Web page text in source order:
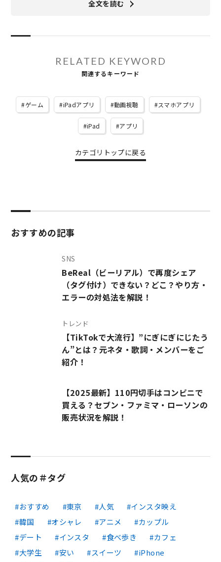
全文を読む
RELATED KEYWORD
関連するキーワード
ゲーム iPadアプリ 動画視聴 スマホアプリ
iPad アプリ
カテゴリトップに戻る
おすすめの記事
SNS
BeReal（ビーリアル）で再度シェア
（タグ付け）できない？どこ？やり方・
エラーの対処法を解説！
トレンド
【TikTokで大流行】”にぎにぎにじたう
ん”とは？元ネタ・歌詞・メンバーをご
紹介！
【2025最新】110円切手はコンビニで
買える？セブン・ファミマ・ローソンの
販売状況を解説！
人気の＃タグ
おすすめ 東京 人気
インスタ映え
韓国
オシャレ アニメ
カップル
デート
インスタ 食べ歩き
カフェ
大学生
安い スイーツ
iPhone